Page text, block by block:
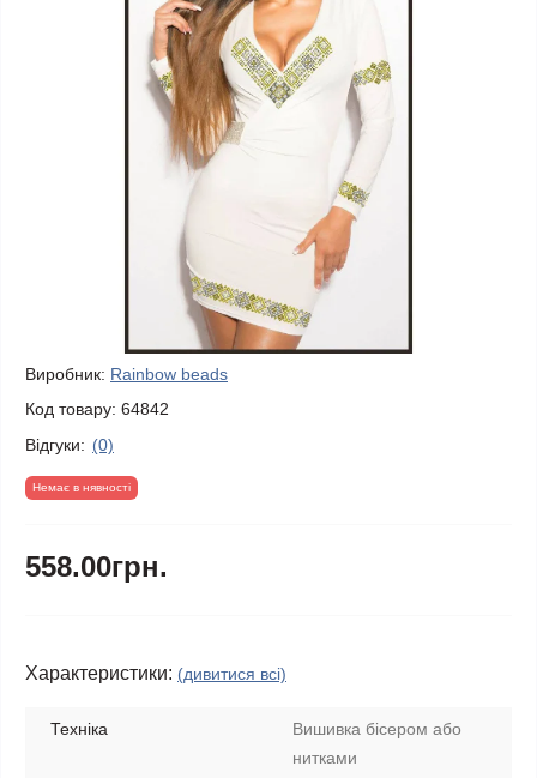
Виробник: Rainbow beads
Код товару: 64842
Відгуки: (0)
Немає в нявності
558.00грн.
Характеристики: (дивитися всі)
Техніка
Вишивка бісером або
нитками